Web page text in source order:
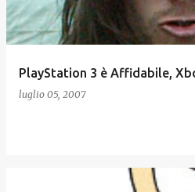
PlayStation 3 è Affidabile,
luglio 05, 2007